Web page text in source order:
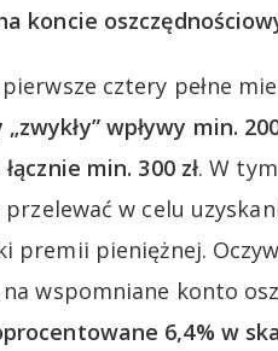
koncie
cztery pełne
wpływy min.
min. 300 zł. W
przelewać w celu
premii pieniężnej.
na wspomniane konto
6,4% w